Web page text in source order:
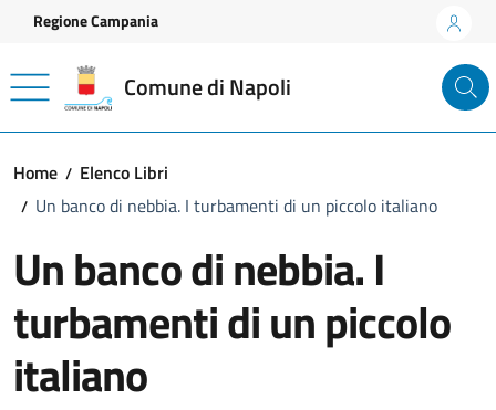
Vai ai contenuti
Vai al footer
Regione Campania
Comune di Napoli
Home
Elenco Libri
Un banco di nebbia. I turbamenti di un piccolo italiano
Un banco di nebbia. I
turbamenti di un piccolo
italiano